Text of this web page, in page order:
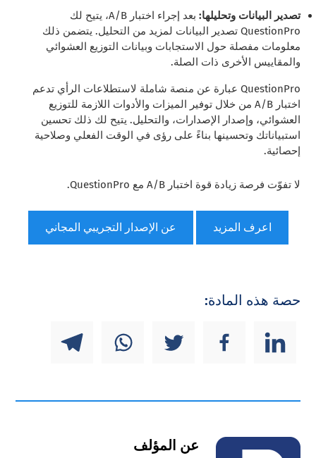
تصدير البيانات وتحليلها:
بعد إجراء اختبار A/B، يتيح لك
QuestionPro تصدير البيانات لمزيد من التحليل. يتضمن ذلك
معلومات مفصلة حول الاستجابات وبيانات التوزيع العشوائي
والمقاييس الأخرى ذات الصلة.
QuestionPro عبارة عن منصة شاملة لاستطلاعات الرأي تدعم
اختبار A/B من خلال توفير الميزات والأدوات اللازمة للتوزيع
العشوائي، وإصدار الإصدارات، والتحليل. يتيح لك ذلك تحسين
استبياناتك وتحسينها بناءً على رؤى في الوقت الفعلي وصلاحية
إحصائية.
لا تفوّت فرصة زيادة قوة اختبار A/B مع QuestionPro.
اعرف المزيد عن الإصدار التجريبي المجاني
حصة هذه المادة:
عن المؤلف